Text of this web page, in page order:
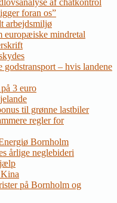
af chatkontrol
foran os”
arbejdsmiljø
europæiske mindretal
– hvis landene
3 euro
til grønne lastbiler
regler for
Bornholm
årlige neglebideri
Kina
på Bornholm og